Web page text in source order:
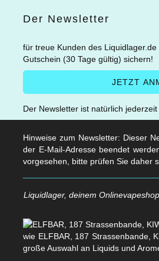
Der Newsletter
für treue Kunden des
Gutschein (30 Tage gültig) sichern!
Der Newsletter ist natürlich
Hinweise zum Newsletter: Dieser
der E-Mail-Adresse beendet
vorgesehen, bitte prüfen Sie daher
Liquidlager, deinem
wie ELFBAR, 187 Strassenbande,
große Auswahl an Liquids und